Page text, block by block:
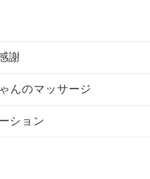
謝
んのマッサージ
ション